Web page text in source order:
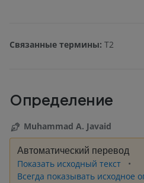
Связанные термины: T2
Определение
Muhammad A. Javaid
Автоматический перевод
Показать исходный текст
Всегда показывать исходное